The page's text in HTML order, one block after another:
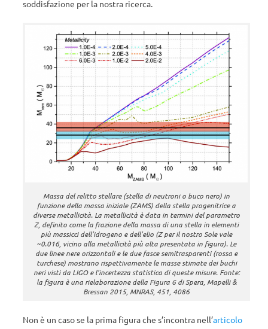
soddisfazione per la nostra ricerca.
Massa del relitto stellare (stella di neutroni o buco nero) in
funzione della massa iniziale (ZAMS) della stella progenitrice a
diverse metallicità. La metallicità è data in termini del parametro
Z, definito come la frazione della massa di una stella in elementi
più massicci dell’idrogeno e dell’elio (Z per il nostro Sole vale
~0.016, vicino alla metallicità più alta presentata in figura). Le
due linee nere orizzontali e le due fasce semitrasparenti (rossa e
turchese) mostrano rispettivamente le masse stimate dei buchi
neri visti da LIGO e l’incertezza statistica di queste misure. Fonte:
la figura è una rielaborazione della Figura 6 di Spera, Mapelli &
Bressan 2015, MNRAS, 451, 4086
Non è un caso se la prima figura che s’incontra nell’articolo